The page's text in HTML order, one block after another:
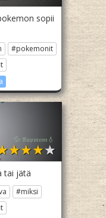
sopii
#pokemonit
💦 𝔙𝔞𝔭𝔬𝔯𝔢𝔬𝔫💧
tai jätä
#miksi